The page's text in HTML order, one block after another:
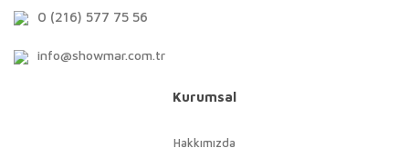
0 (216) 577 75 56
info@showmar.com.tr
Kurumsal
Hakkımızda